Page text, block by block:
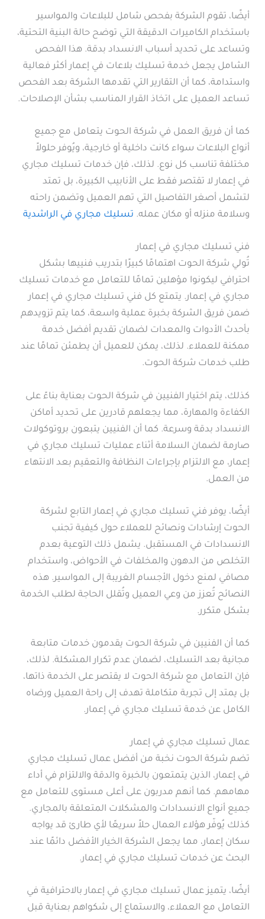
أيضًا، تقوم الشركة بفحص شامل للبلاعات والمواسير
باستخدام الكاميرات الدقيقة التي توضح حالة البنية التحتية،
وتساعد على تحديد أسباب الانسداد بدقة. هذا الفحص
الشامل يجعل خدمة تسليك بلاعات في إعمار أكثر فعالية
واستدامة، كما أن التقارير التي تقدمها الشركة بعد الفحص
تساعد العميل على اتخاذ القرار المناسب بشأن الإصلاحات.
كما أن فريق العمل في شركة الحوت يتعامل مع جميع
أنواع البلاعات سواء كانت داخلية أو خارجية، ويُوفر حلولاً
مختلفة تناسب كل نوع. لذلك، فإن خدمات تسليك مجاري
في إعمار لا تقتصر فقط على الأنابيب الكبيرة، بل تمتد
لتشمل أصغر التفاصيل التي تهم العميل وتضمن راحته
وسلامة منزله أو مكان عمله. تسليك مجاري في الراشدية
فني تسليك مجاري في إعمار
تُولي شركة الحوت اهتمامًا كبيرًا بتدريب فنييها بشكل
احترافي ليكونوا مؤهلين تمامًا للتعامل مع خدمات تسليك
مجاري في إعمار. يتمتع كل فني تسليك مجاري في إعمار
ضمن فريق الشركة بخبرة عملية واسعة، كما يتم تزويدهم
بأحدث الأدوات والمعدات لضمان تقديم أفضل خدمة
ممكنة للعملاء. لذلك، يمكن للعميل أن يطمئن تمامًا عند
طلب خدمات شركة الحوت.
كذلك، يتم اختيار الفنيين في شركة الحوت بعناية بناءً على
الكفاءة والمهارة، مما يجعلهم قادرين على تحديد أماكن
الانسداد بدقة وسرعة. كما أن الفنيين يتبعون بروتوكولات
صارمة لضمان السلامة أثناء عمليات تسليك مجاري في
إعمار، مع الالتزام بإجراءات النظافة والتعقيم بعد الانتهاء
من العمل.
أيضًا، يوفر فني تسليك مجاري في إعمار التابع لشركة
الحوت إرشادات ونصائح للعملاء حول كيفية تجنب
الانسدادات في المستقبل. يشمل ذلك التوعية بعدم
التخلص من الدهون والمخلفات في الأحواض، واستخدام
مصافي لمنع دخول الأجسام الغريبة إلى المواسير. هذه
النصائح تُعزز من وعي العميل وتُقلل الحاجة لطلب الخدمة
بشكل متكرر.
كما أن الفنيين في شركة الحوت يقدمون خدمات متابعة
مجانية بعد التسليك، لضمان عدم تكرار المشكلة. لذلك،
فإن التعامل مع شركة الحوت لا يقتصر على الخدمة ذاتها،
بل يمتد إلى تجربة متكاملة تهدف إلى راحة العميل ورضاه
الكامل عن خدمة تسليك مجاري في إعمار.
عمال تسليك مجاري في إعمار
تضم شركة الحوت نخبة من أفضل عمال تسليك مجاري
في إعمار، الذين يتمتعون بالخبرة والدقة والالتزام في أداء
مهامهم. كما أنهم مدربون على أعلى مستوى للتعامل مع
جميع أنواع الانسدادات والمشكلات المتعلقة بالمجاري.
كذلك يُوفّر هؤلاء العمال حلاً سريعًا لأي طارئ قد يواجه
سكان إعمار، مما يجعل الشركة الخيار الأفضل دائمًا عند
البحث عن خدمات تسليك مجاري في إعمار.
أيضًا، يتميز عمال تسليك مجاري في إعمار بالاحترافية في
التعامل مع العملاء، والاستماع إلى شكواهم بعناية قبل